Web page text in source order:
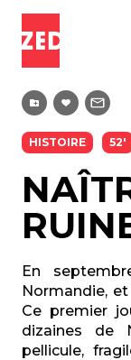
HISTOIRE 52'
En
Normandie,
Ce premier
dizaines de
pellicule,